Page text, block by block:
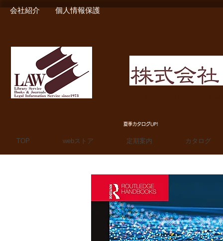
会社紹介 個人情報保護
夏季カタログUP!
TOP webストア 定期案内 カタログ